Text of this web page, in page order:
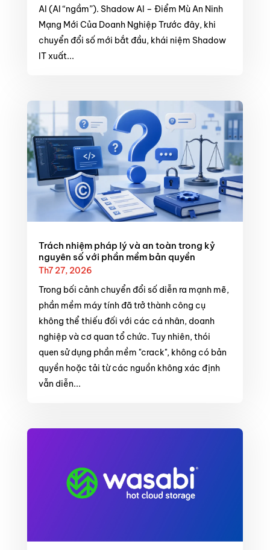
AI (AI “ngầm”). Shadow AI – Điểm Mù An Ninh
Mạng Mới Của Doanh Nghiệp Trước đây, khi
chuyển đổi số mới bắt đầu, khái niệm Shadow
IT xuất...
Trách nhiệm pháp lý và an toàn trong kỷ
nguyên số với phần mềm bản quyền
Th7 27, 2026
Trong bối cảnh chuyển đổi số diễn ra mạnh mẽ,
phần mềm máy tính đã trở thành công cụ
không thể thiếu đối với các cá nhân, doanh
nghiệp và cơ quan tổ chức. Tuy nhiên, thói
quen sử dụng phần mềm "crack", không có bản
quyền hoặc tải từ các nguồn không xác định
vẫn diễn...